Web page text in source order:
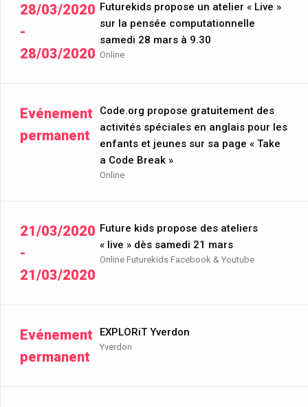
28/03/2020
-
28/03/2020
Futurekids propose un atelier « Live »
sur la pensée computationnelle
samedi 28 mars à 9.30
Online
Evénement
permanent
Code.org propose gratuitement des
activités spéciales en anglais pour les
enfants et jeunes sur sa page « Take
a Code Break »
Online
21/03/2020
-
21/03/2020
Future kids propose des ateliers
« live » dès samedi 21 mars
Online Futurekids Facebook & Youtube
Evénement
permanent
EXPLORiT Yverdon
Yverdon